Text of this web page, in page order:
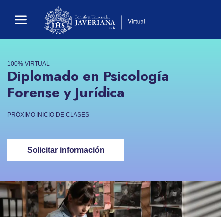
100% VIRTUAL
Diplomado en Psicología
Forense y Jurídica
PRÓXIMO INICIO DE CLASES
Solicitar información